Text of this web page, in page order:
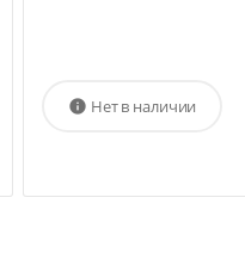
Нет в наличии
